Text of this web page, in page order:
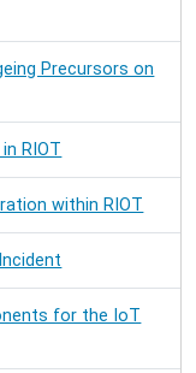
Precursors on
RIOT
within RIOT
for the IoT